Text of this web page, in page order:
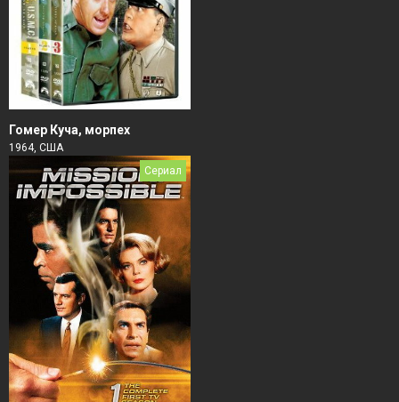
Гомер Куча, морпех
1964, США
Сериал